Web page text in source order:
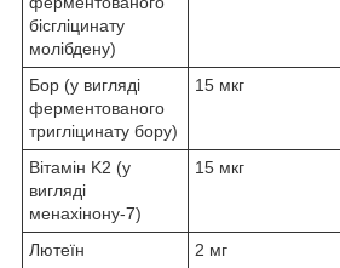
бісгліцинату
молібдену)
Бор (у вигляді
ферментованого
тригліцинату бору)
15 мкг
Вітамін K2 (у
вигляді
менахінону-7)
15 мкг
Лютеїн 2 мг